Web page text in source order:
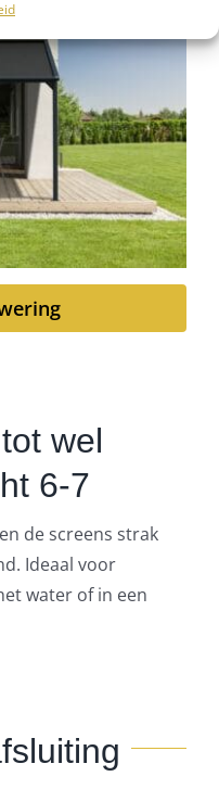
wel
6-7
de screens strak
Ideaal voor
water of in een